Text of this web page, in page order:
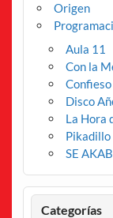
Origen
Aula 11
Con la
Disco
La Hora
Pikadillo
SE
Categorías